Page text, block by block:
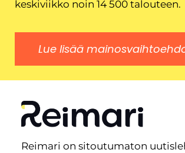
keskiviikko noin 14 500 talouteen.
Lue lisää
Reimari on sitoutumaton